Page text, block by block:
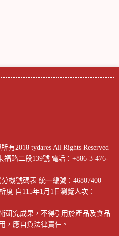
2018 tydares All Rights Reserved
福路二段139號 電話：+886-3-476-
分機號碼表 統一編號：46807400
度 自115年1月1日瀏覽人次：
研究成果，不得引用於產品及食品
，應自負法律責任。